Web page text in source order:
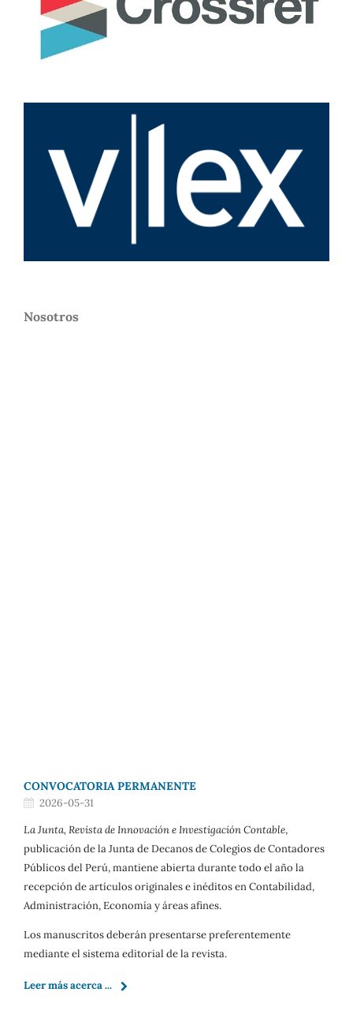
Nosotros
CONVOCATORIA PERMANENTE
2026-05-31
La Junta, Revista de Innovación e Investigación Contable,
publicación de la Junta de Decanos de Colegios de Contadores
Públicos del Perú, mantiene abierta durante todo el año la
recepción de artículos originales e inéditos en Contabilidad,
Administración, Economía y áreas afines.
Los manuscritos deberán presentarse preferentemente
mediante el sistema editorial de la revista.
Leer más acerca ...